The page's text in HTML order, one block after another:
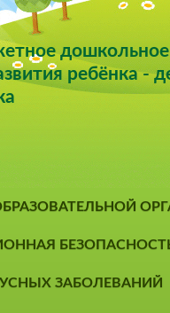
дошкольное
ребёнка -
ЗАБОЛЕВАНИЙ